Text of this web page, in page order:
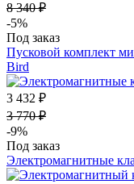
8 340 ₽
-5%
Под заказ
Пусковой комплект
Bird
3 432 ₽
3 770 ₽
-9%
Под заказ
Электромагнитные